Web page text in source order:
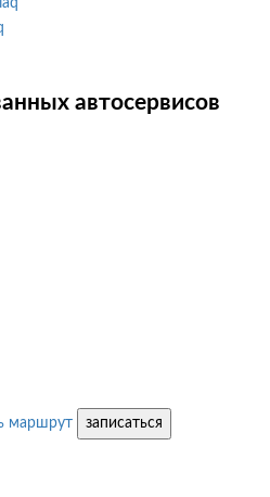
автосервисов
маршрут
записаться